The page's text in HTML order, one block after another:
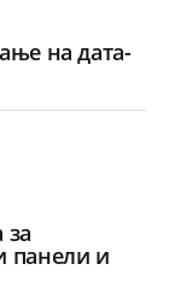
на дата-
за
панели и